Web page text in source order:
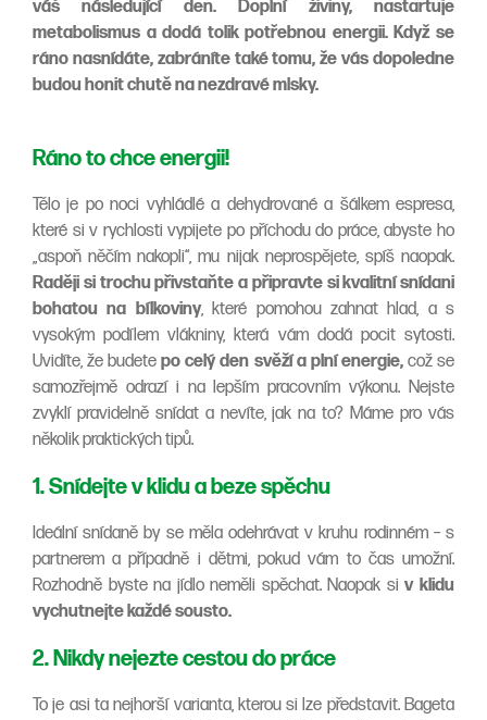
váš následující den. Doplní živiny, nastartuje
metabolismus a dodá tolik potřebnou energii. Když se
ráno nasnídáte, zabráníte také tomu, že vás dopoledne
budou honit chutě na nezdravé mlsky.
Ráno to chce energii!
Tělo je po noci vyhládlé a dehydrované a šálkem espresa,
které si v rychlosti vypijete po příchodu do práce, abyste ho
„aspoň něčím nakopli“, mu nijak neprospějete, spíš naopak.
Raději si trochu přivstaňte a připravte si kvalitní snídani
bohatou na bílkoviny, které pomohou zahnat hlad, a s
vysokým podílem vlákniny, která vám dodá pocit sytosti.
Uvidíte, že budetepo celý den svěží a plní energie,což se
samozřejmě odrazí i na lepším pracovním výkonu. Nejste
zvyklí pravidelně snídat a nevíte, jak na to? Máme pro vás
několik praktických tipů.
1. Snídejte v klidu a beze spěchu
Ideální snídaně by se měla odehrávat v kruhu rodinném – s
partnerem a případně i dětmi, pokud vám to čas umožní.
Rozhodně byste na jídlo neměli spěchat. Naopak siv klidu
vychutnejte každé sousto.
2. Nikdy nejezte cestou do práce
To je asi ta nejhorší varianta, kterou si lze představit. Bageta